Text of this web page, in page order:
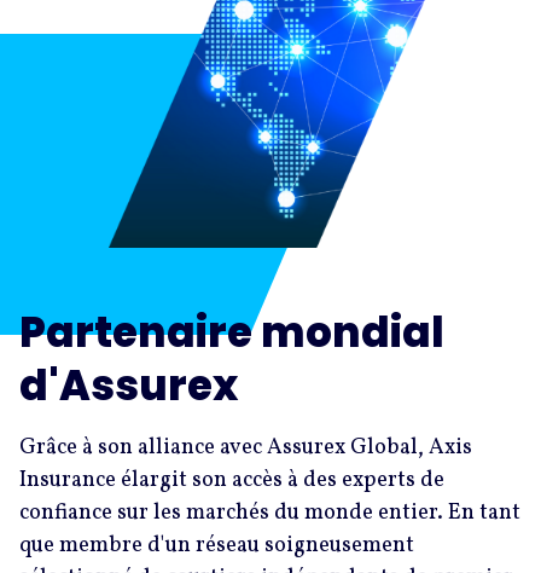
Partenaire mondial
d'Assurex
Grâce à son alliance avec Assurex Global, Axis
Insurance élargit son accès à des experts de
confiance sur les marchés du monde entier. En tant
que membre d'un réseau soigneusement